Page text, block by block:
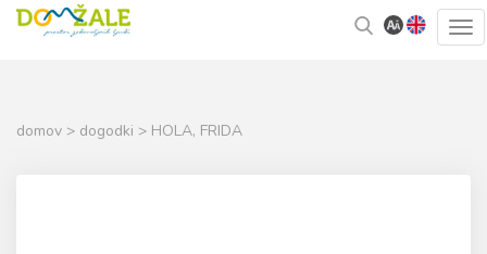
Skoči
na
Kazalo
strani
domov > dogodki > HOLA, FRIDA